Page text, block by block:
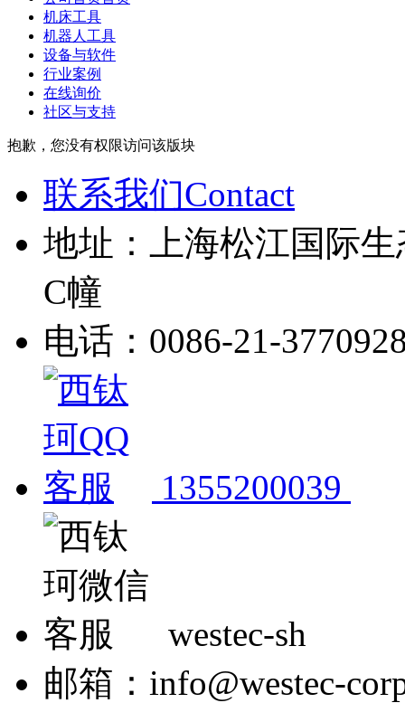
机床工具
机器人工具
设备与软件
行业案例
在线询价
社区与支持
抱歉，您没有权限访问该版块
联系我们Contact
地址：上海松江国际
C幢
电话：0086-21-
1355200039
westec-sh
邮箱：info@westec-